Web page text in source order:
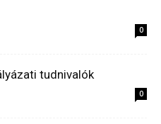
0
tudnivalók
0